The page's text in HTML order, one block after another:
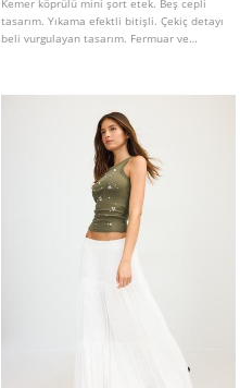
Kemer köprülü mini şort etek. Beş cepli
tasarım. Yıkama efektli bitişli. Çekiç detayı
beli vurgulayan tasarım. Fermuar ve